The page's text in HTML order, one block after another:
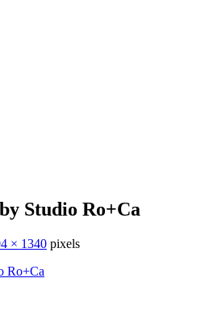
Studio Ro+Ca
× 1340 pixels